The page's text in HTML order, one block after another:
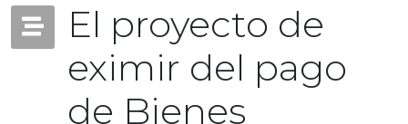
El proyecto de
eximir del pago
de Bienes